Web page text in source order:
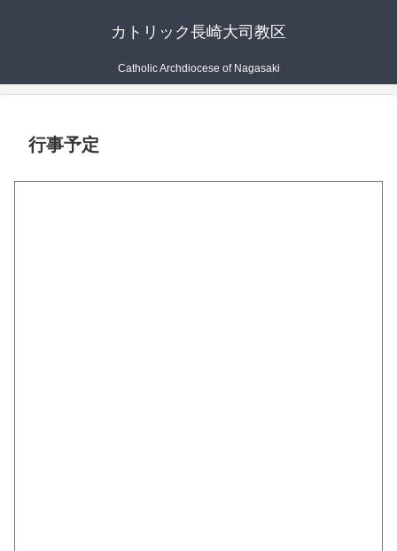
カトリック長崎大司教区
Catholic Archdiocese of Nagasaki
行事予定